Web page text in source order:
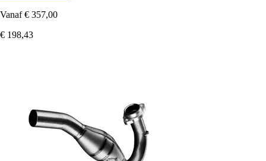
Vanaf € 357,00
€ 198,43